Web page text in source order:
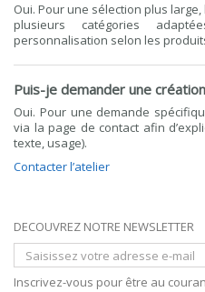
Oui. Pour une sélection plus
plusieurs catégories
personnalisation selon les
Puis-je demander une
Oui. Pour une demande
via la page de contact afin
texte, usage).
Contacter l’atelier
DECOUVREZ NOTRE NEWSLETTER
Inscrivez-vous pour être au